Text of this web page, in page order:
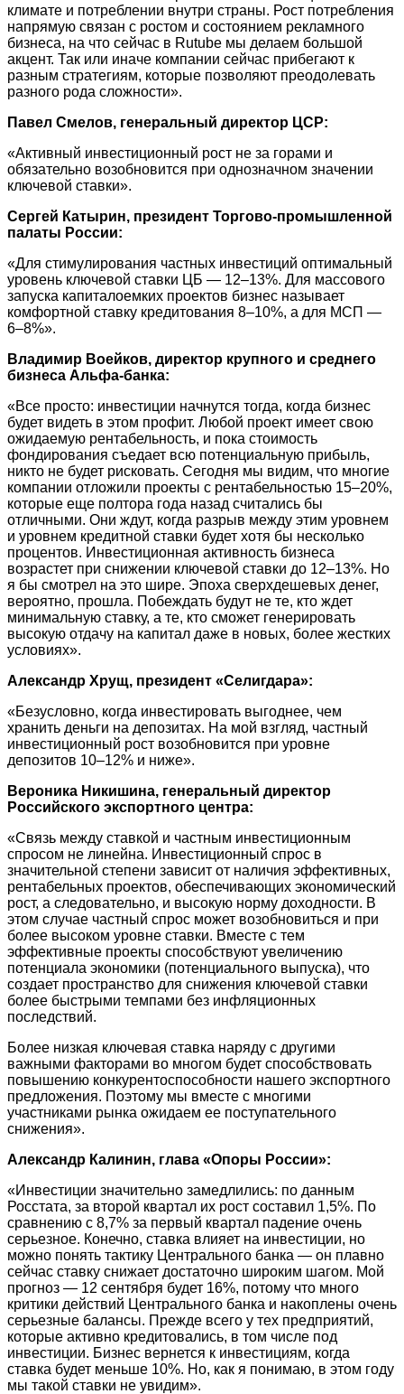
климате и потреблении внутри страны. Рост потребления
напрямую связан с ростом и состоянием рекламного
бизнеса, на что сейчас в Rutube мы делаем большой
акцент. Так или иначе компании сейчас прибегают к
разным стратегиям, которые позволяют преодолевать
разного рода сложности».
Павел Смелов, генеральный директор ЦСР:
«Активный инвестиционный рост не за горами и
обязательно возобновится при однозначном значении
ключевой ставки».
Сергей Катырин, президент Торгово-промышленной
палаты России:
«Для стимулирования частных инвестиций оптимальный
уровень ключевой ставки ЦБ — 12–13%. Для массового
запуска капиталоемких проектов бизнес называет
комфортной ставку кредитования 8–10%, а для МСП —
6–8%».
Владимир Воейков, директор крупного и среднего
бизнеса Альфа-банка:
«Все просто: инвестиции начнутся тогда, когда бизнес
будет видеть в этом профит. Любой проект имеет свою
ожидаемую рентабельность, и пока стоимость
фондирования съедает всю потенциальную прибыль,
никто не будет рисковать. Сегодня мы видим, что многие
компании отложили проекты с рентабельностью 15–20%,
которые еще полтора года назад считались бы
отличными. Они ждут, когда разрыв между этим уровнем
и уровнем кредитной ставки будет хотя бы несколько
процентов. Инвестиционная активность бизнеса
возрастет при снижении ключевой ставки до 12–13%. Но
я бы смотрел на это шире. Эпоха сверхдешевых денег,
вероятно, прошла. Побеждать будут не те, кто ждет
минимальную ставку, а те, кто сможет генерировать
высокую отдачу на капитал даже в новых, более жестких
условиях».
Александр Хрущ, президент «Селигдара»:
«Безусловно, когда инвестировать выгоднее, чем
хранить деньги на депозитах. На мой взгляд, частный
инвестиционный рост возобновится при уровне
депозитов 10–12% и ниже».
Вероника Никишина, генеральный директор
Российского экспортного центра:
«Связь между ставкой и частным инвестиционным
спросом не линейна. Инвестиционный спрос в
значительной степени зависит от наличия эффективных,
рентабельных проектов, обеспечивающих экономический
рост, а следовательно, и высокую норму доходности. В
этом случае частный спрос может возобновиться и при
более высоком уровне ставки. Вместе с тем
эффективные проекты способствуют увеличению
потенциала экономики (потенциального выпуска), что
создает пространство для снижения ключевой ставки
более быстрыми темпами без инфляционных
последствий.
Более низкая ключевая ставка наряду с другими
важными факторами во многом будет способствовать
повышению конкурентоспособности нашего экспортного
предложения. Поэтому мы вместе с многими
участниками рынка ожидаем ее поступательного
снижения».
Александр Калинин, глава «Опоры России»:
«Инвестиции значительно замедлились: по данным
Росстата, за второй квартал их рост составил 1,5%. По
сравнению с 8,7% за первый квартал падение очень
серьезное. Конечно, ставка влияет на инвестиции, но
можно понять тактику Центрального банка — он плавно
сейчас ставку снижает достаточно широким шагом. Мой
прогноз — 12 сентября будет 16%, потому что много
критики действий Центрального банка и накоплены очень
серьезные балансы. Прежде всего у тех предприятий,
которые активно кредитовались, в том числе под
инвестиции. Бизнес вернется к инвестициям, когда
ставка будет меньше 10%. Но, как я понимаю, в этом году
мы такой ставки не увидим».